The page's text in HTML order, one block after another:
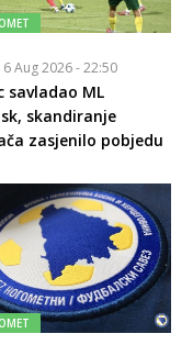
6 Aug 2026 - 22:50
savladao ML
skandiranje
zasjenilo pobjedu